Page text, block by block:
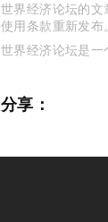
世界经济论坛的文
使用条款重新发布
世界经济论坛是一
分享：